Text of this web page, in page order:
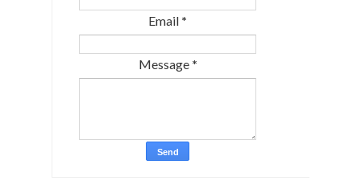
Email *
Message *